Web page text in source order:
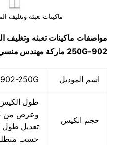
ماكينات تعبئه
مواصفات ماكينات تعبئه
902-250G
ماركة مهندس
اسم الموديل 902-250G ماركة مهندس منسي
حجم الكيس
تعديل
حسب